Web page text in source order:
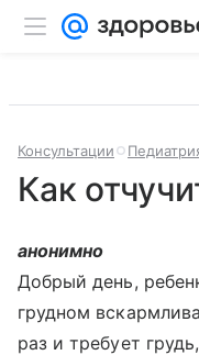
Консультации
Как
анонимно
Добрый день,
грудном
раз и требует